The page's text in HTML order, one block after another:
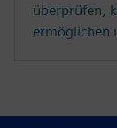
überprüfen,
ermöglichen